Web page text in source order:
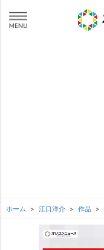
ホーム 江口洋介 作品